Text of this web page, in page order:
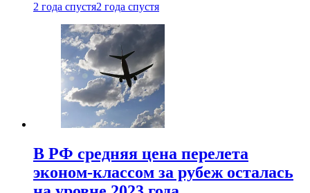
2 года спустя2 года спустя
В РФ средняя цена перелета
эконом-классом за рубеж осталась